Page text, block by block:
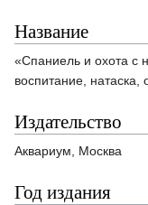
Название
«Спаниель и охота с
воспитание, натаска,
Издательство
Аквариум, Москва
Год издания